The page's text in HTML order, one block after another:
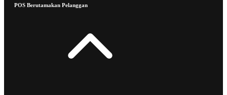
POS Berutamakan Pelanggan